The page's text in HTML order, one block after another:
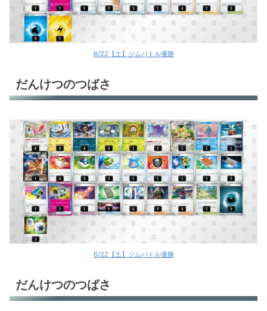
6/22【土】ジムバトル優勝
だんけつのつばさ
6/22【土】ジムバトル優勝
だんけつのつばさ